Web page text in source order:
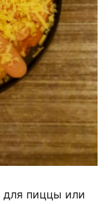
для пиццы или